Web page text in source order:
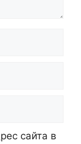
сайта в